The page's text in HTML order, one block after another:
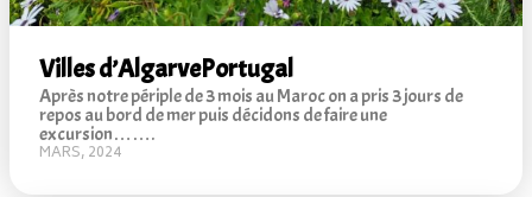
Villes d’AlgarvePortugal
Après notre périple de 3 mois au Maroc on a pris 3 jours de
repos au bord de mer puis décidons de faire une
excursion…….
MARS, 2024